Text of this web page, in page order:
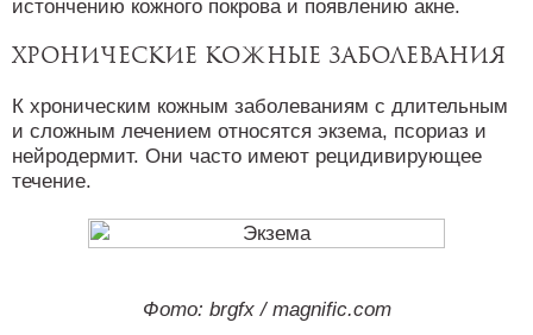
истончению кожного покрова и появлению акне.
Хронические кожные заболевания
К хроническим кожным заболеваниям с длительным
и сложным лечением относятся экзема, псориаз и
нейродермит. Они часто имеют рецидивирующее
течение.
Фото: brgfx / magnific.com